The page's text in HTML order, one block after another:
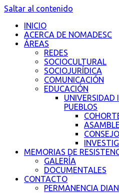
Saltar al contenido
INICIO
ACERCA DE NOMADESC
ÁREAS
REDES
SOCIOCULTURAL
SOCIOJURÍDICA
COMUNICACIÓN
EDUCACIÓN
UNIVERSIDAD
PUEBLOS
MEMORIAS DE
GALERÍA
DOCUMENTALES
CONTACTO
PERMANENCIA DIAN